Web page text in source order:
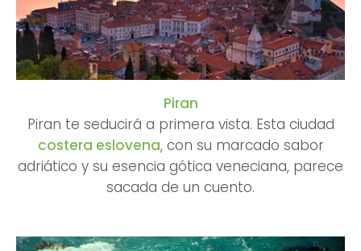
Piran
Piran te seducirá a primera vista. Esta ciudad
costera eslovena, con su marcado sabor
adriático y su esencia gótica veneciana, parece
sacada de un cuento.